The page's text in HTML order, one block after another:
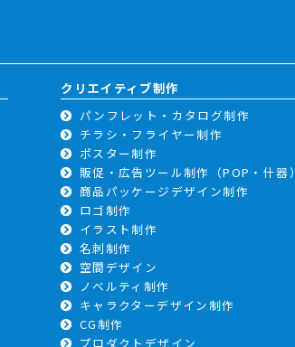
クリエイティブ制作
パンフレット・カタログ制作
チラシ・フライヤー制作
ポスター制作
販促・広告ツール制作（POP・什器）
商品パッケージデザイン制作
ロゴ制作
イラスト制作
名刺制作
空間デザイン
ノベルティ制作
キャラクターデザイン制作
CG制作
プロダクトデザイン